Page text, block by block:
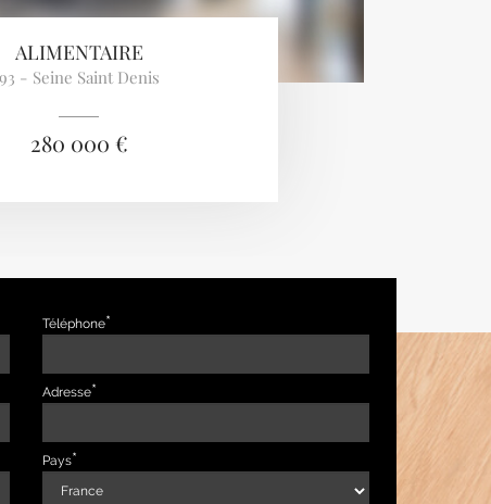
ALIMENTAIRE
93 - Seine Saint Denis
280 000 €
Téléphone
Adresse
Pays